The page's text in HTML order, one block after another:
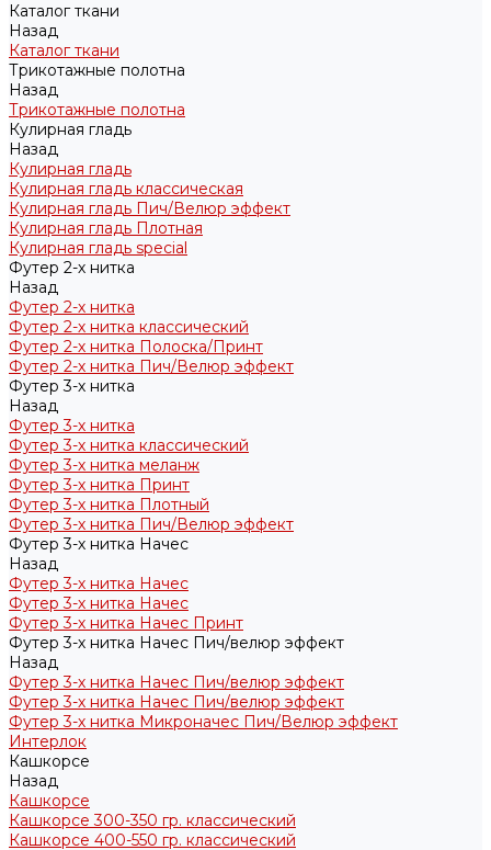
Каталог ткани
Назад
Каталог ткани
Трикотажные полотна
Назад
Трикотажные полотна
Кулирная гладь
Назад
Кулирная гладь
Кулирная гладь классическая
Кулирная гладь Пич/Велюр эффект
Кулирная гладь Плотная
Кулирная гладь special
Футер 2-х нитка
Назад
Футер 2-х нитка
Футер 2-х нитка классический
Футер 2-х нитка Полоска/Принт
Футер 2-х нитка Пич/Велюр эффект
Футер 3-х нитка
Назад
Футер 3-х нитка
Футер 3-х нитка классический
Футер 3-х нитка меланж
Футер 3-х нитка Принт
Футер 3-х нитка Плотный
Футер 3-х нитка Пич/Велюр эффект
Футер 3-х нитка Начес
Назад
Футер 3-х нитка Начес
Футер 3-х нитка Начес
Футер 3-х нитка Начес Принт
Футер 3-х нитка Начес Пич/велюр эффект
Назад
Футер 3-х нитка Начес Пич/велюр эффект
Футер 3-х нитка Начес Пич/велюр эффект
Футер 3-х нитка Микроначес Пич/Велюр эффект
Интерлок
Кашкорсе
Назад
Кашкорсе
Кашкорсе 300-350 гр. классический
Кашкорсе 400-550 гр. классический